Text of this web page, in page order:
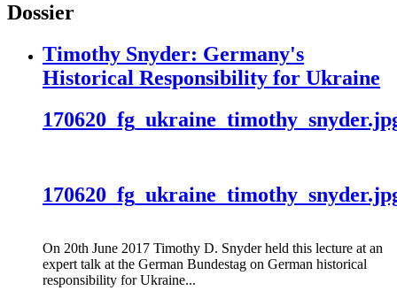
Dossier
Timothy Snyder: Germany's
Historical Responsibility for Ukraine
On 20th June 2017 Timothy D. Snyder held this lecture at an
expert talk at the German Bundestag on German historical
responsibility for Ukraine...